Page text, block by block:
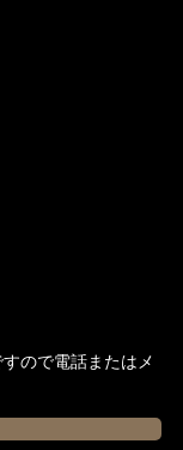
ので電話またはメ